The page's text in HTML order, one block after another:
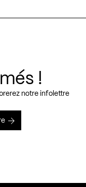
!
notre infolettre